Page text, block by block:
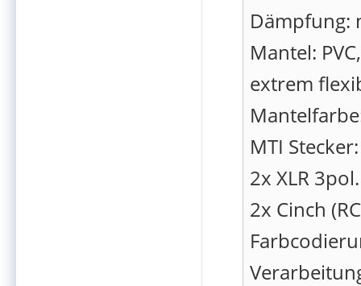
Dämpfung:
Mantel:
extrem
MTI Stecker:
2x XLR
2x Cinch